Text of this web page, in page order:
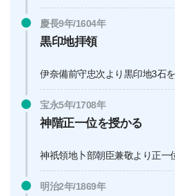
慶長9年/1604年
黒印地拝領
伊奈備前守忠次より黒印地3石
宝永5年/1708年
神階正一位を授かる
神祇領地卜部朝臣兼敬より正一
明治2年/1869年